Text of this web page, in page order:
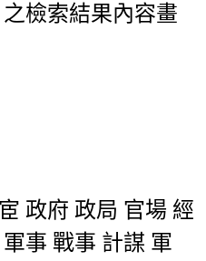
之檢索結果內容畫
政府 政局 官場 經
事 戰事 計謀 軍